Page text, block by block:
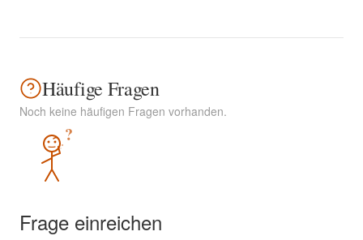
Häufige Fragen
Noch keine häufigen Fragen vorhanden.
?
Frage einreichen